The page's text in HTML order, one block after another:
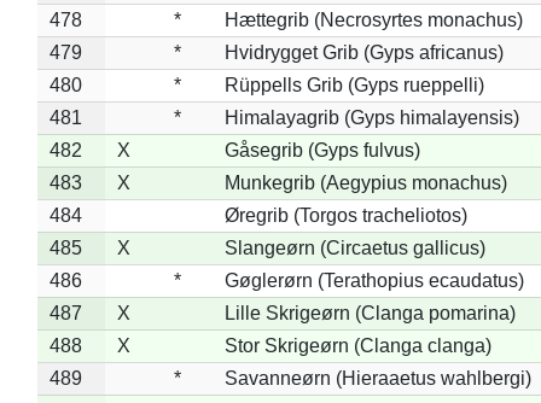
478
*
Hættegrib (Necrosyrtes monachus)
479
*
Hvidrygget Grib (Gyps africanus)
480
*
Rüppells Grib (Gyps rueppelli)
481
*
Himalayagrib (Gyps himalayensis)
482
X
Gåsegrib (Gyps fulvus)
483
X
Munkegrib (Aegypius monachus)
484
Øregrib (Torgos tracheliotos)
485
X
Slangeørn (Circaetus gallicus)
486
*
Gøglerørn (Terathopius ecaudatus)
487
X
Lille Skrigeørn (Clanga pomarina)
488
X
Stor Skrigeørn (Clanga clanga)
489
*
Savanneørn (Hieraaetus wahlbergi)